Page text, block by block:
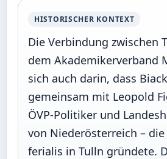
HISTORISCHER KONTEXT
Die Verbindung zwischen
dem Akademikerverband
sich auch darin, dass
gemeinsam mit Leopold
ÖVP-Politiker und
von Niederösterreich – die
ferialis in Tulln gründete.